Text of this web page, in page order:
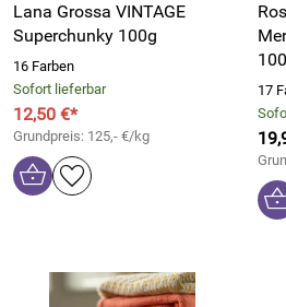
Lana Grossa VINTAGE
Superchunky 100g
16 Farben
Sofort lieferbar
12,50 €*
Grundpreis: 125,- €/kg
17